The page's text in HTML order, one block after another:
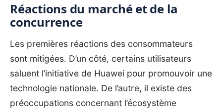
Réactions du marché et de la
concurrence
Les premières réactions des consommateurs
sont mitigées. D’un côté, certains utilisateurs
saluent l’initiative de Huawei pour promouvoir une
technologie nationale. De l’autre, il existe des
préoccupations concernant l’écosystème